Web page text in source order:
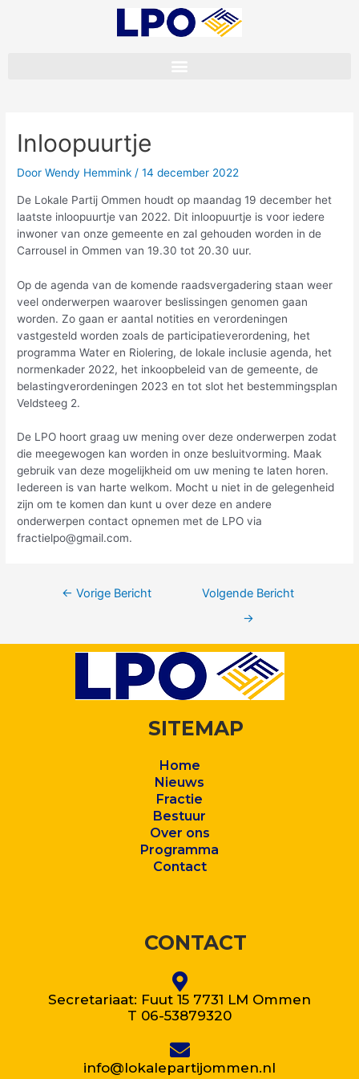
Inloopuurtje
DoorWendy Hemmink /14 december 2022
De Lokale Partij Ommen houdt op maandag 19 december het
laatste inloopuurtje van 2022. Dit inloopuurtje is voor iedere
inwoner van onze gemeente en zal gehouden worden in de
Carrousel in Ommen van 19.30 tot 20.30 uur.
Op de agenda van de komende raadsvergadering staan weer
veel onderwerpen waarover beslissingen genomen gaan
worden. Zo gaan er aantal notities en verordeningen
vastgesteld worden zoals de participatieverordening, het
programma Water en Riolering, de lokale inclusie agenda, het
normenkader 2022, het inkoopbeleid van de gemeente, de
belastingverordeningen 2023 en tot slot het bestemmingsplan
Veldsteeg 2.
De LPO hoort graag uw mening over deze onderwerpen zodat
die meegewogen kan worden in onze besluitvorming. Maak
gebruik van deze mogelijkheid om uw mening te laten horen.
Iedereen is van harte welkom. Mocht u niet in de gelegenheid
zijn om te komen dan kunt u over deze en andere
onderwerpen contact opnemen met de LPO via
fractielpo@gmail.com.
← Vorige Bericht
Volgende Bericht
→
SITEMAP
Home
Nieuws
Fractie
Bestuur
Over ons
Programma
Contact
CONTACT
Secretariaat: Fuut 15 7731 LM Ommen
T 06-53879320
info@lokalepartijommen.nl